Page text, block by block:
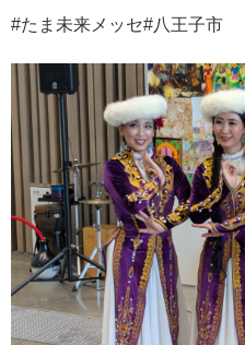
#たま未来メッセ#八王子市